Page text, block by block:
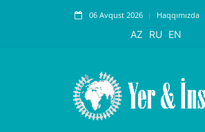
06 Avqust 2026 Haqqımızda
AZ RU EN